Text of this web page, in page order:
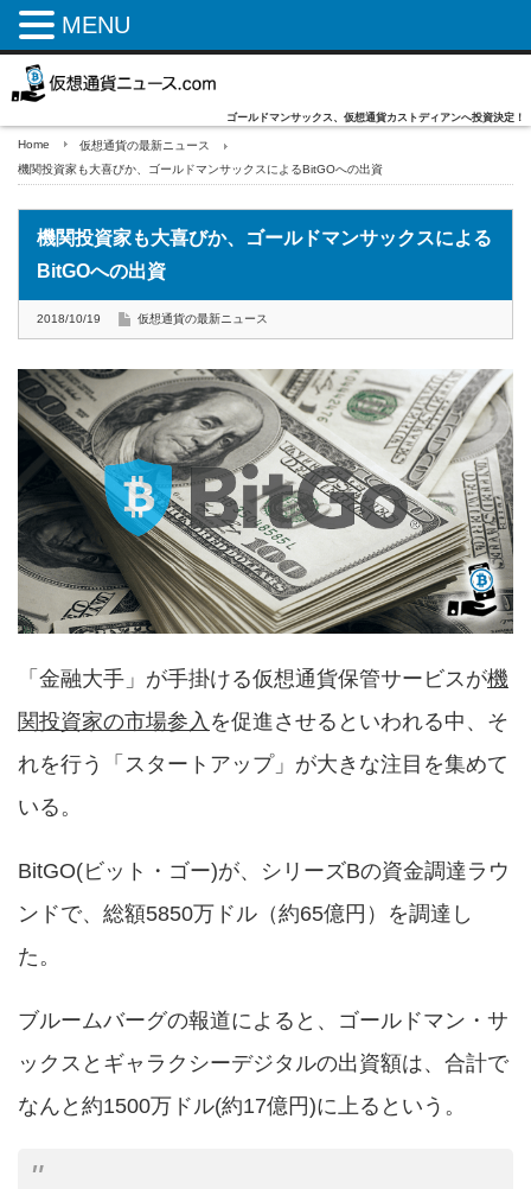
ゴールドマンサックス、仮想通貨カストディアンへ投資決定！
Home
仮想通貨の最新ニュース
機関投資家も大喜びか、ゴールドマンサックスによるBitGOへの出資
機関投資家も大喜びか、ゴールドマンサックスによる
BitGOへの出資
2018/10/19 仮想通貨の最新ニュース
「金融大手」が手掛ける仮想通貨保管サービスが機
関投資家の市場参入 を促進させるといわれる中、そ
れを行う「スタートアップ」が大きな注目を集めて
いる。
BitGO(ビット・ゴー)が、シリーズBの資金調達ラウ
ンドで、総額5850万ドル（約65億円）を調達し
た。
ブルームバーグの報道によると、ゴールドマン・サ
ックスとギャラクシーデジタルの出資額は、合計で
なんと約1500万ドル(約17億円)に上るという。
MENU